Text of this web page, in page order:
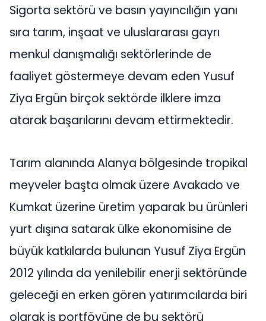
Sigorta sektörü ve basın yayıncılığın yanı
sıra tarım, inşaat ve uluslararası gayrı
menkul danışmalığı sektörlerinde de
faaliyet göstermeye devam eden Yusuf
Ziya Ergün birçok sektörde ilklere imza
atarak başarılarını devam ettirmektedir.
Tarım alanında Alanya bölgesinde tropikal
meyveler başta olmak üzere Avakado ve
Kumkat üzerine üretim yaparak bu ürünleri
yurt dışına satarak ülke ekonomisine de
büyük katkılarda bulunan Yusuf Ziya Ergün
2012 yılında da yenilebilir enerji sektöründe
geleceği en erken gören yatırımcılarda biri
olarak iş portföyüne de bu sektörü